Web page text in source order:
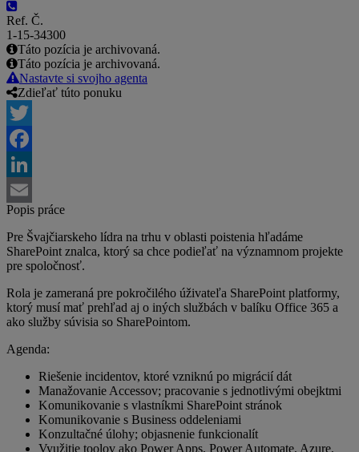
Ref. Č.
1-15-34300
Táto pozícia je archivovaná.
Táto pozícia je archivovaná.
Nastavte si svojho agenta
Zdieľať túto ponuku
Twitter
Facebook
LinkedIn
Email
Popis práce
Pre Švajčiarskeho lídra na trhu v oblasti poistenia hľadáme
SharePoint znalca, ktorý sa chce podieľať na významnom projekte
pre spoločnosť.
Rola je zameraná pre pokročilého úživateľa SharePoint platformy,
ktorý musí mať prehľad aj o iných službách v balíku Office 365 a
ako služby súvisia so SharePointom.
Agenda:
Riešenie incidentov, ktoré vzniknú po migrácií dát
Manažovanie Accessov; pracovanie s jednotlivými obejktmi
Komunikovanie s vlastníkmi SharePoint stránok
Komunikovanie s Business oddeleniami
Konzultačné úlohy; objasnenie funkcionalít
Využitie toolov ako Power Apps, Power Automate, Azure,